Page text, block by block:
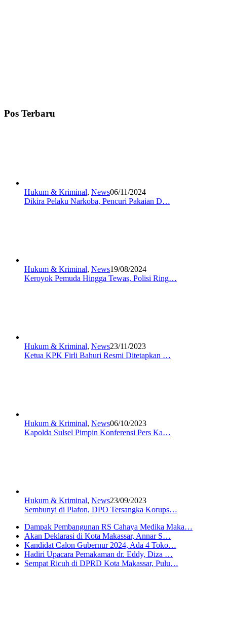
Pos Terbaru
Hukum & Kriminal, News06/11/2024
Dikira Pelaku Narkoba, Pencuri Pakaian D…
Hukum & Kriminal, News19/08/2024
Keroyok Pemuda Hingga Tewas, Polisi Ring…
Hukum & Kriminal, News23/11/2023
Ketua KPK Firli Bahuri Resmi Ditetapkan …
Hukum & Kriminal, News06/10/2023
Kapolda Sulsel Pimpin Konferensi Pers Ka…
Hukum & Kriminal, News23/09/2023
Sembunyi di Plafon, DPO Tersangka Korups…
Dampak Pembangunan RS Cahaya Medika Maka…
Akan Deklarasi di Kota Makassar, Annar S…
Kandidat Calon Gubernur 2024, Ada 4 Toko…
Hadiri Upacara Pemakaman dr. Eddy, Diza …
Sempat Ricuh di DPRD Kota Makassar, Pulu…